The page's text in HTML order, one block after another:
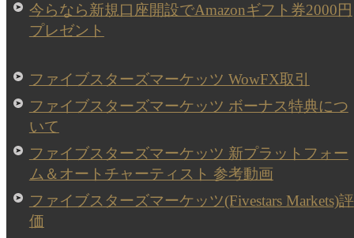
今らなら新規口座開設でAmazonギフト券2000円
プレゼント
ファイブスターズマーケッツ WowFX取引
ファイブスターズマーケッツ ボーナス特典につ
いて
ファイブスターズマーケッツ 新プラットフォー
ム＆オートチャーティスト 参考動画
ファイブスターズマーケッツ(Fivestars Markets)評
価